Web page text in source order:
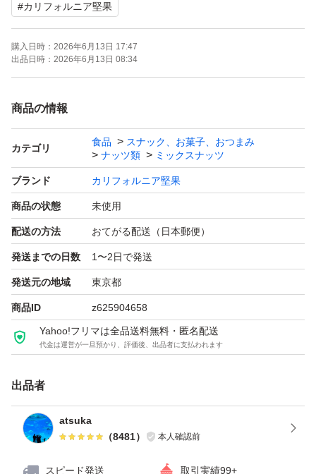
(アーモンド、カシューナッツは焙煎。くるみは生。)
ナッツには様々な栄養素が含まれており、美容健康のため
私も毎日20ｇ摂取しています。
ナッツの脂質は不飽和脂肪酸のため体重増加や肥満が気に
抗酸化作用があり細胞の老化を防ぐ効果もあります。
■内容量
850g
商品の特性上若干の誤差はご了承ください。
■賞味期限
2027年6月
■保存方法
てください。高温でロースト処理されたナッツは、生タイ
プより酸化しやすいので常温で空気にさらしておくと、酸
化して油臭くなってきます。食べないときは「気密性の高
いパッケージを使用」して、冷暗所に保存することをおす
#カリフォルニア堅果
購入日時： 2026年6月13日 17:47
出品日時： 2026年6月13日 08:34
商品の情報
カテゴリ
食品
スナック、お菓子、おつまみ
ナッツ類
ミックスナッツ
ブランド カリフォルニア堅果
商品の状態 未使用
配送の方法 おてがる配送（日本郵便）
発送までの日数 1〜2日で発送
発送元の地域 東京都
商品ID z625904658
Yahoo!フリマは全品送料無料・匿名配送
代金は運営が一旦預かり、評価後、出品者に支払われます
出品者
atsuka
（8481） 本人確認前
スピード発送 取引実績99+